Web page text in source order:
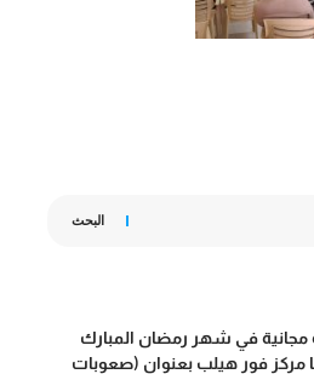
البحث
في شهر رمضان المبارك
فور هيلب بعنوان (صعوبات